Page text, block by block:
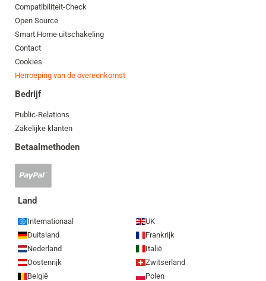
Compatibiliteit-Check
Open Source
Smart Home uitschakeling
Contact
Cookies
Herroeping van de overeenkomst
Bedrijf
Public-Relations
Zakelijke klanten
Betaalmethoden
betaling
Land
Internationaal
UK
Duitsland
Frankrijk
Nederland
Italië
Oostenrijk
Zwitserland
België
Polen